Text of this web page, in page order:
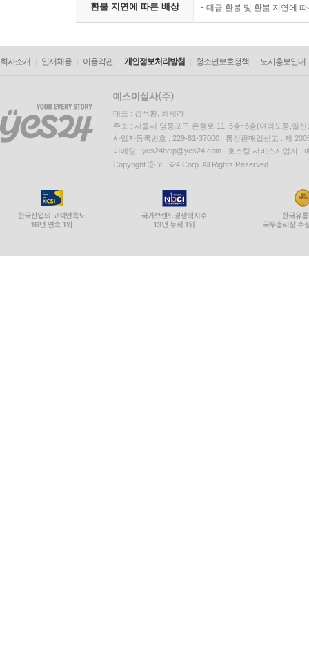
환불 지연에 따른 배상 대금 환불 및 환불 지연에
회사소개 인재채용 이용약관 개인정보처리방침 청소년보호정책 도서홍보안내
대표 : 김석환, 최세라
주소 : 서울시 영등포구 은행로 11, 5층~6층(여의도동,일신
사업자등록번호 : 229-81-37000 통신판매업신고 : 제
이메일 : yes24help@yes24.com 호스팅 서비스사업자 :
Copyright ⓒ YES24 Corp. All Rights Reserved.